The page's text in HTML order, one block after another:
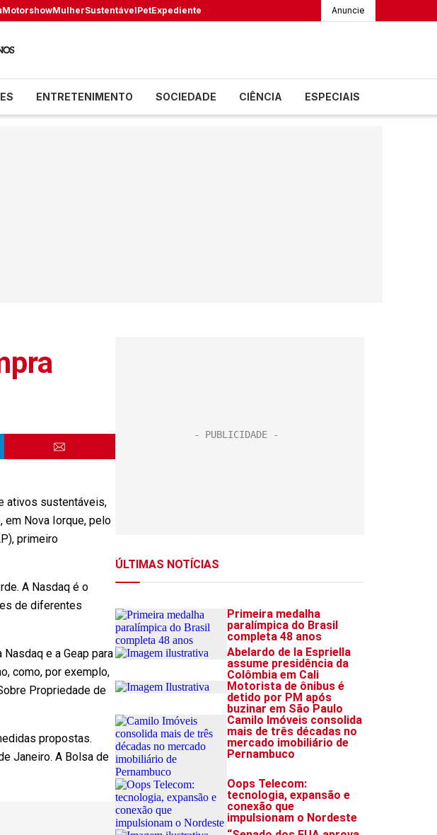
MotorshowMulherSustentávelPetExpediente Anuncie
ENTRETENIMENTO SOCIEDADE CIÊNCIA ESPECIAIS
ativos sustentáveis,
Nova Iorque, pelo
primeiro
A Nasdaq é o
de diferentes
e a Geap para
como, por exemplo,
Propriedade de
propostas.
Janeiro. A Bolsa de